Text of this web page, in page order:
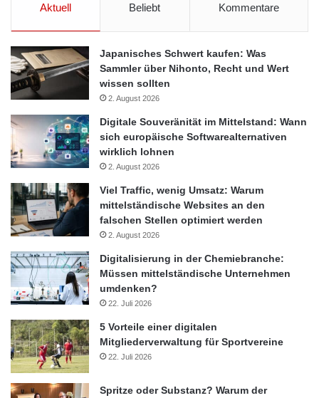
Aktuell Beliebt Kommentare
Japanisches Schwert kaufen: Was
Sammler über Nihonto, Recht und Wert
wissen sollten
2. August 2026
Digitale Souveränität im Mittelstand: Wann
sich europäische Softwarealternativen
wirklich lohnen
2. August 2026
Viel Traffic, wenig Umsatz: Warum
mittelständische Websites an den
falschen Stellen optimiert werden
2. August 2026
Digitalisierung in der Chemiebranche:
Müssen mittelständische Unternehmen
umdenken?
22. Juli 2026
5 Vorteile einer digitalen
Mitgliederverwaltung für Sportvereine
22. Juli 2026
Spritze oder Substanz? Warum der